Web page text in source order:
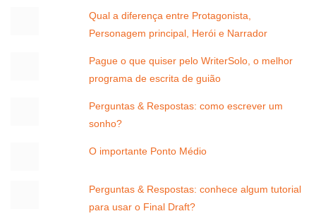
Qual a diferença entre Protagonista,
Personagem principal, Herói e Narrador
Pague o que quiser pelo WriterSolo, o melhor
programa de escrita de guião
Perguntas & Respostas: como escrever um
sonho?
O importante Ponto Médio
Perguntas & Respostas: conhece algum tutorial
para usar o Final Draft?